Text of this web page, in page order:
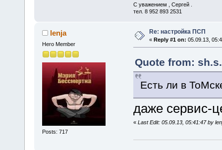
С уважением , Сергей .
тел. 8 952 893 2531
lenja
Hero Member
Posts: 717
Re: настройка ПСП
« Reply #1 on: 05.09.13,
Quote from:
Есть ли в
даже сервис-
« Last Edit: 05.09.13, 05:41:47 by